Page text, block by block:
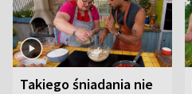
Takiego śniadania nie